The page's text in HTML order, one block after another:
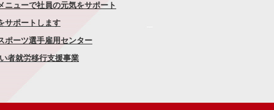
ニューで社員の元気をサポート
サポートします
ポーツ選手雇用センター
者就労移行支援事業